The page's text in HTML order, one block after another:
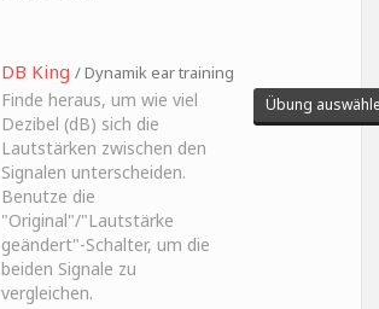
DB King / Dynamik ear training
Finde heraus, um wie viel
Dezibel (dB) sich die
Lautstärken zwischen den
Signalen unterscheiden.
Benutze die
"Original"/"Lautstärke
geändert"-Schalter, um die
beiden Signale zu
vergleichen.
Übung